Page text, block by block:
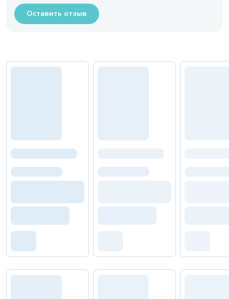
Оставить отзыв